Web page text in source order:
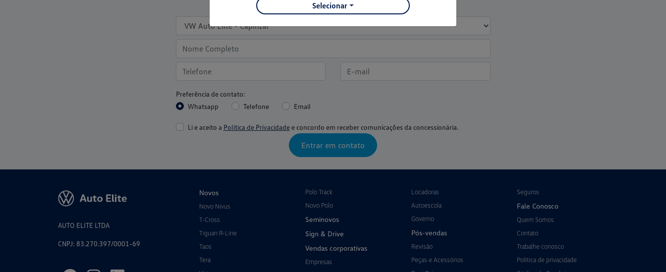
Preferência de contato:
Whatsapp
Telefone Email
Li e aceito a Política de Privacidadee concordo em receber comunicações da concessionária.
Entrar em contato
AUTO ELITE LTDA
CNPJ: 83.270.397/0001-69
Novos
Novo Nivus
T-Cross
Tiguan R-Line
Taos
Tera
Polo Track
Novo Polo
Seminovos
Sign & Drive
Vendas corporativas
Empresas
Locadoras
Autoescola
Governo
Pós-vendas
Revisão
Peças e Acessórios
Seguros
Fale Conosco
Quem Somos
Contato
Trabalhe conosco
Política de privacidade
Selecionar